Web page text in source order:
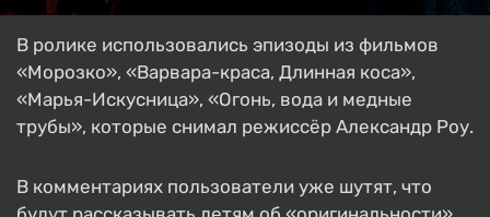
В ролике использовались эпизоды из фильмов
«Морозко», «Варвара-краса, Длинная коса»,
«Марья-Искусница», «Огонь, вода и медные
трубы», которые снимал режиссёр Александр Роу.
В комментариях пользователи уже шутят, что